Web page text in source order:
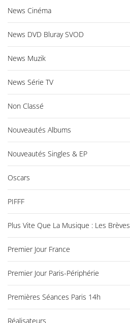
News Cinéma
News DVD Bluray SVOD
News Muzik
News Série TV
Non Classé
Nouveautés Albums
Nouveautés Singles & EP
Oscars
PIFFF
Plus Vite Que La Musique : Les Brèves
Premier Jour France
Premier Jour Paris-Périphérie
Premières Séances Paris 14h
Réalisateurs